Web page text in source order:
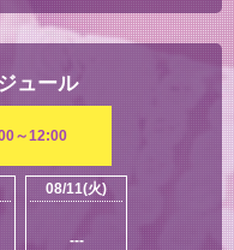
ュール
～12:00
08/11(火)
---